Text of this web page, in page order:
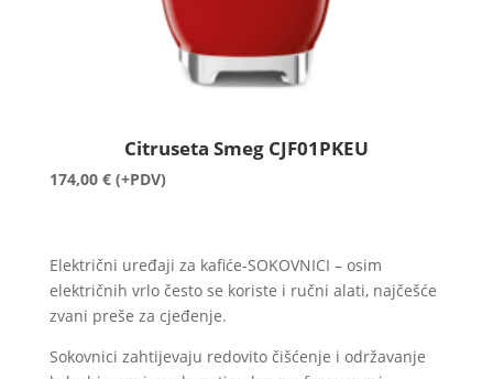
Citruseta Smeg CJF01PKEU
174,00 € (+PDV)
Električni uređaji za kafiće-SOKOVNICI – osim
električnih vrlo često se koriste i ručni alati, najčešće
zvani preše za cjeđenje.
Sokovnici zahtijevaju redovito čišćenje i održavanje